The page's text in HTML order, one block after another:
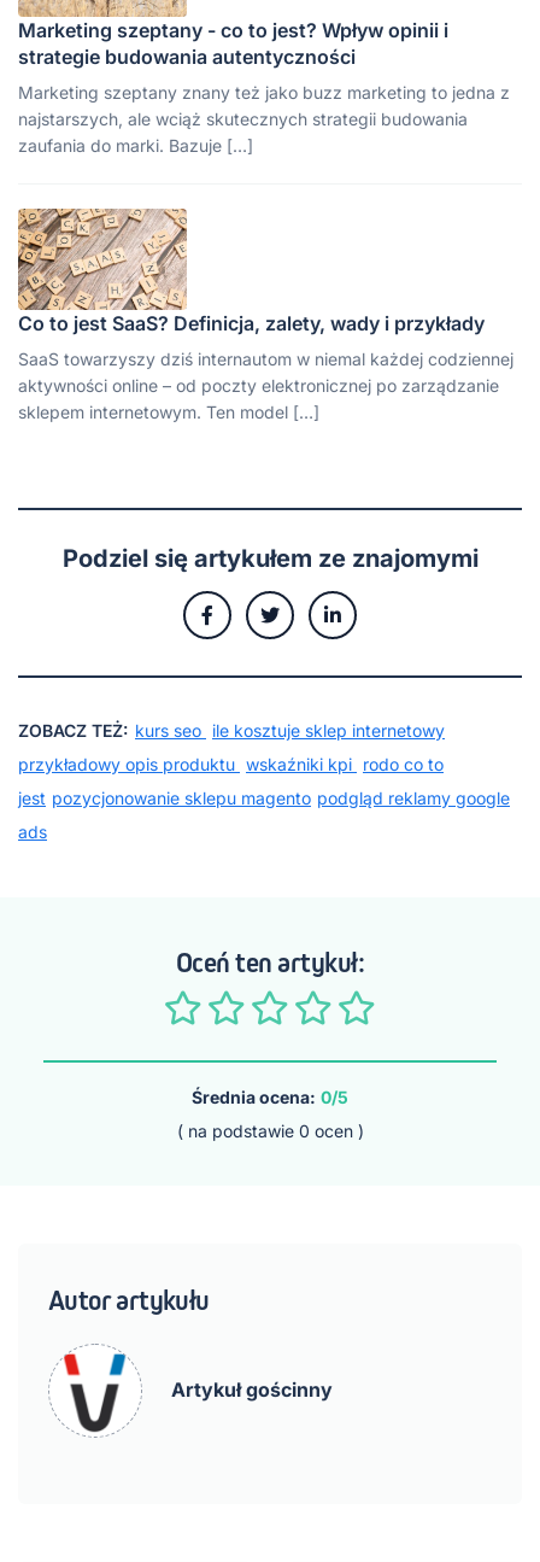
Marketing szeptany - co to jest? Wpływ opinii i
strategie budowania autentyczności
Marketing szeptany znany też jako buzz marketing to jedna z
najstarszych, ale wciąż skutecznych strategii budowania
zaufania do marki. Bazuje […]
Co to jest SaaS? Definicja, zalety, wady i przykłady
SaaS towarzyszy dziś internautom w niemal każdej codziennej
aktywności online – od poczty elektronicznej po zarządzanie
sklepem internetowym. Ten model […]
Podziel się artykułem ze znajomymi
ZOBACZ TEŻ: kurs seo ile kosztuje sklep internetowy
przykładowy opis produktu wskaźniki kpi rodo co to
jest pozycjonowanie sklepu magento podgląd reklamy google
ads
Oceń ten artykuł:
Średnia ocena: 0/5
( na podstawie 0 ocen )
Autor artykułu
Artykuł gościnny